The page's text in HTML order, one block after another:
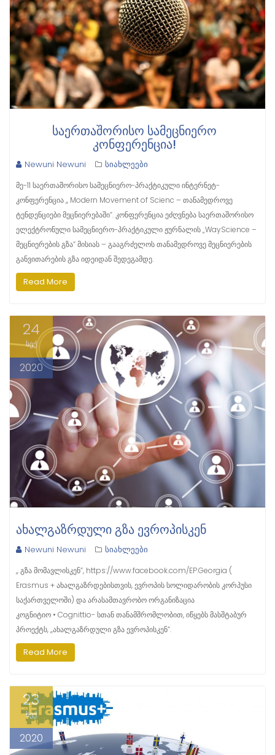
ᲡᲐᲔᲠᲗᲐᲨᲝᲠᲘᲡᲝ ᲡᲐᲛᲔᲪᲜᲘᲔᲠᲝ
ᲙᲝᲜᲤᲔᲠᲔᲜᲪᲘᲐ!
Newuni Newuni სიახლეები
მე-11 საერთაშორისო სამეცნიერო-პრაქტიკული ინტერნეტ-
კონფერენცია ,, Modern Movement of Scienc – თანამედროვე
ტენდენციები მეცნიერებაში“. კონფერენცია ეძღვნება საერთაშორისო
ელექტრონული სამეცნიერო-პრაქტიკული ჟურნალის „WayScience –
მეცნიერების გზა“ მისიას – გააგრძელოს თანამედროვე მეცნიერების
განვითარების გზა იდეიდან შედეგამდე.
Read More
24
სექ
2020
ᲐᲮᲐᲚᲒᲐᲖᲠᲓᲣᲚᲘ ᲒᲖᲐ ᲔᲕᲠᲝᲞᲘᲡᲙᲔᲜ
Newuni Newuni სიახლეები
,, გზა მომავლისკენ”, https://www.facebook.com/EP.Georgia (
Erasmus + ახალგაზრდებისთვის, ევროპის სოლიდარობის კორპუსი
საქართველოში) და არასამთავრობო ორგანიზაცია
კოგნიტიო • Cognittio- სთან თანამშრომლობით, იწყებს მასშტაბურ
პროექტს, ,,ახალგაზრდული გზა ევროპისკენ”.
Read More
23
სექ
2020